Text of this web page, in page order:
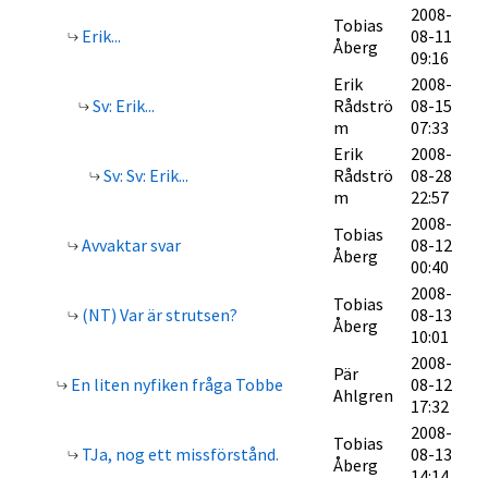
Erik...
Tobias
Åberg
2008-
08-11
09:16
Sv: Erik...
Erik
Rådströ
m
2008-
08-15
07:33
Sv: Sv: Erik...
Erik
Rådströ
m
2008-
08-28
22:57
Avvaktar svar
Tobias
Åberg
2008-
08-12
00:40
(NT) Var är strutsen?
Tobias
Åberg
2008-
08-13
10:01
En liten nyfiken fråga Tobbe
Pär
Ahlgren
2008-
08-12
17:32
TJa, nog ett missförstånd.
Tobias
Åberg
2008-
08-13